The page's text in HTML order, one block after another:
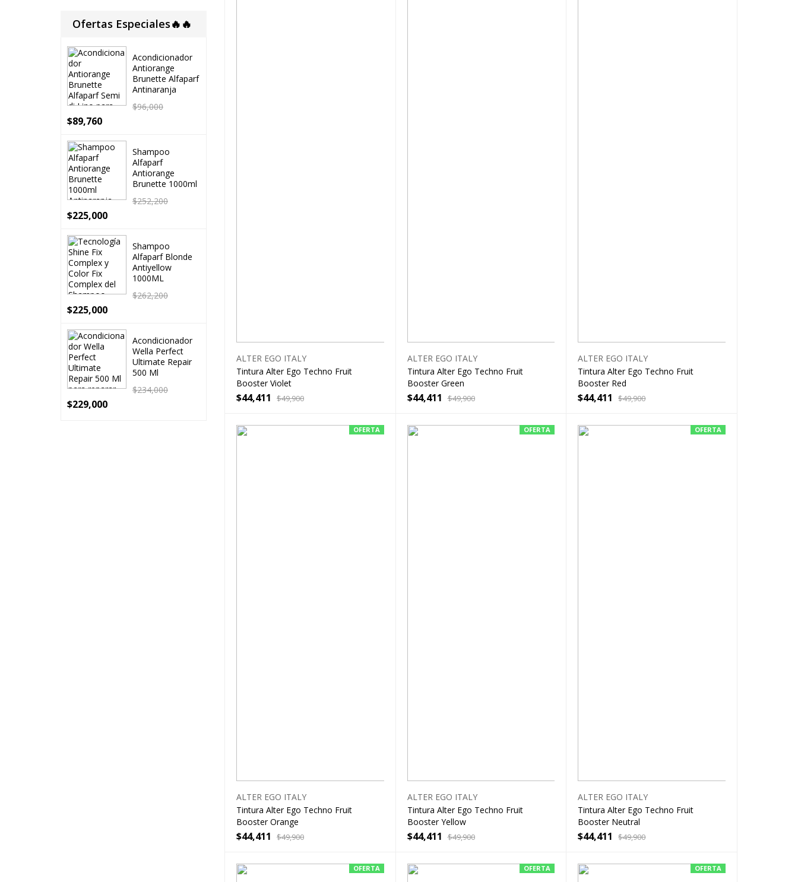
ALTER EGO ITALY
Tintura Alter Ego Techno Fruit
Booster Violet
$49,900
$44,411
ALTER EGO ITALY
Tintura Alter Ego Techno Fruit
Booster Green
$49,900
$44,411
ALTER EGO ITALY
Tintura Alter Ego Techno Fruit
Booster Red
$49,900
$44,411
OFERTA
ALTER EGO ITALY
Tintura Alter Ego Techno Fruit
Booster Orange
$49,900
$44,411
OFERTA
ALTER EGO ITALY
Tintura Alter Ego Techno Fruit
Booster Yellow
$49,900
$44,411
OFERTA
ALTER EGO ITALY
Tintura Alter Ego Techno Fruit
Booster Neutral
$49,900
$44,411
OFERTA OFERTA OFERTA
Ofertas Especiales🔥🔥
Acondicionador
Antiorange
Brunette Alfaparf
Antinaranja
$96,000
$89,760
Shampoo
Alfaparf
Antiorange
Brunette 1000ml
$252,200
$225,000
Shampoo
Alfaparf Blonde
Antiyellow
1000ML
$262,200
$225,000
Acondicionador
Wella Perfect
Ultimate Repair
500 Ml
$234,000
$229,000